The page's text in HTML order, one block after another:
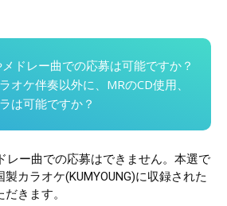
ドレー曲での応募は可能ですか？
オケ伴奏以外に、MRのCD使用、
は可能ですか？
レー曲での応募はできません。本選で
カラオケ(KUMYOUNG)に収録された
きます。